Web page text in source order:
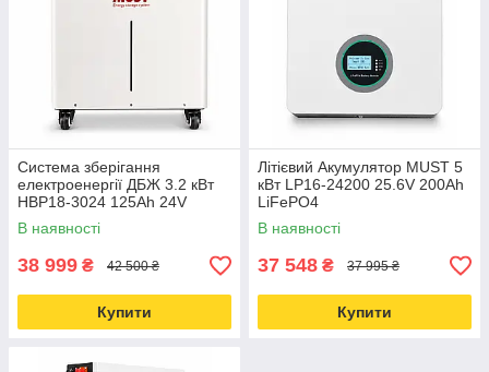
Система зберігання
електроенергії ДБЖ 3.2 кВт
HBP18-3024 125Ah 24V
В наявності
38 999 ₴ 42 500 ₴
Купити
Літієвий Акумулятор MUST 5
кВт LP16-24200 25.6V 200Ah
LiFePO4
В наявності
37 548 ₴ 37 995 ₴
Купити